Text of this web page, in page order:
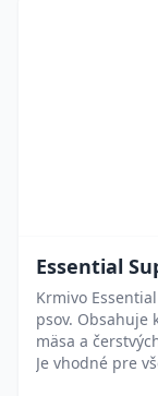
Essential
Krmivo
psov. Obsahuje
mäsa a
Je vhodné pre